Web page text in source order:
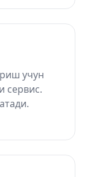
учун
сервис.